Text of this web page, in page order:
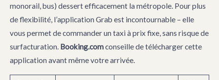
monorail, bus) dessert efficacement la métropole. Pour plus
de flexibilité, l’application Grab est incontournable – elle
vous permet de commander un taxi à prix fixe, sans risque de
surfacturation. Booking.comconseille de télécharger cette
application avant même votre arrivée.